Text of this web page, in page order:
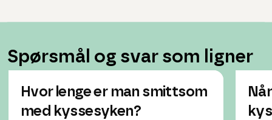
Spørsmål og svar som ligner
Hvor lenge er man smittsom
med kyssesyken?